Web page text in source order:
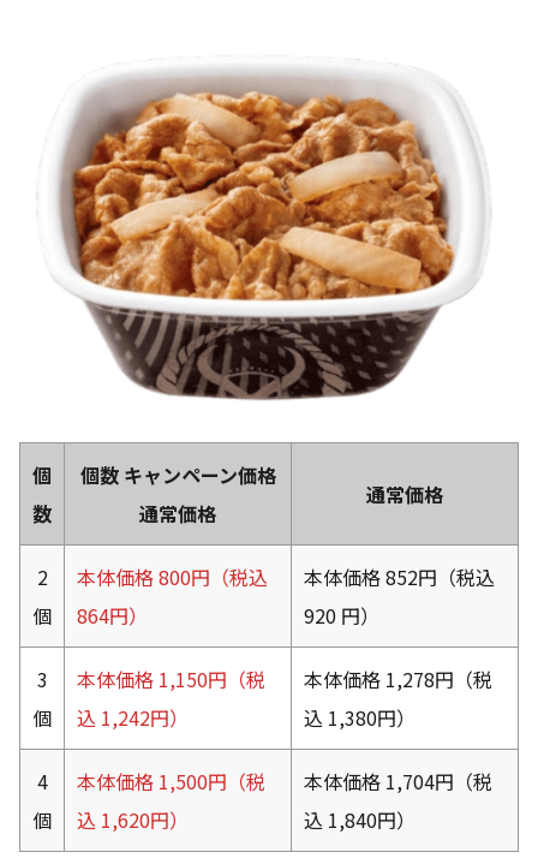
個
数
個数 キャンペーン価格
通常価格
通常価格
2
個
本体価格 800円（税込
864円）
本体価格 852円（税込
920 円）
3
個
本体価格 1,150円（税
込 1,242円）
本体価格 1,278円（税
込 1,380円）
4
個
本体価格 1,500円（税
込 1,620円）
本体価格 1,704円（税
込 1,840円）